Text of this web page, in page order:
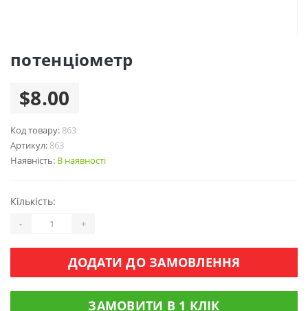
потенціометр
$8.00
Код товару: 863
Артикул: 863
Наявність: В наявності
Кількість:
- +
ДОДАТИ ДО ЗАМОВЛЕННЯ
ЗАМОВИТИ В 1 КЛІК